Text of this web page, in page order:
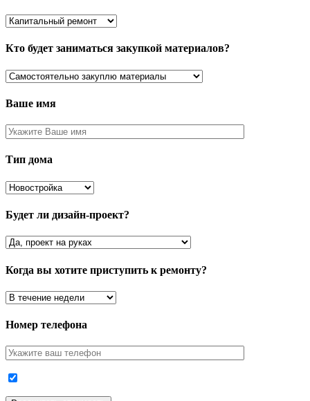
Кто будет заниматься закупкой материалов?
Ваше имя
Тип дома
Будет ли дизайн-проект?
Когда вы хотите приступить к ремонту?
Номер телефона